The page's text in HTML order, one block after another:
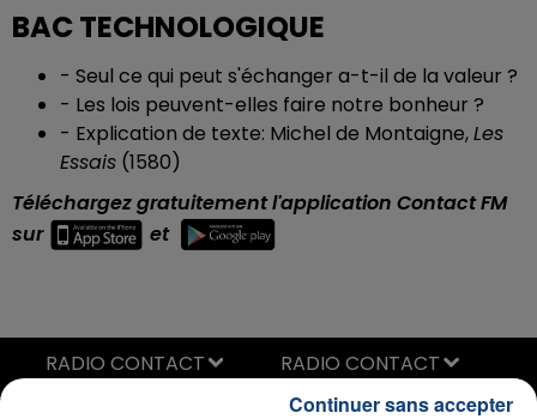
BAC TECHNOLOGIQUE
- Seul ce qui peut s'échanger a-t-il de la valeur ?
- Les lois peuvent-elles faire notre bonheur ?
- Explication de texte: Michel de Montaigne,Les
Essais (1580)
Téléchargez gratuitement l'application Contact FM
sur
et
Complique
RADIO CONTACT
Continuer sans accepter